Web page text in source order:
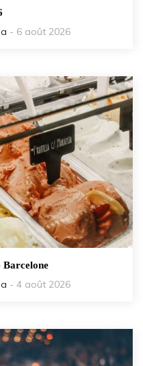
- 6 août 2026
Barcelone
- 4 août 2026